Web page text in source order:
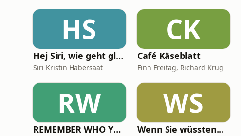
HS
Hej Siri, wie geht glücklich sein?
Siri Kristin Habersaat
CK
Café Käseblatt
Finn Freitag, Richard Krug
RW
REMEMBER WHO YOU ARE - Wanda Badwal
WS
Wenn Sie wüssten...